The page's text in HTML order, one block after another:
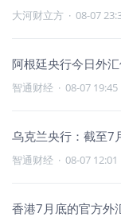
大河财立方 · 08-07
阿根廷央行今日外
智通财经 · 08-07 19:45
乌克兰央行：截至7
智通财经 · 08-07 12:01
香港7月底的官方外